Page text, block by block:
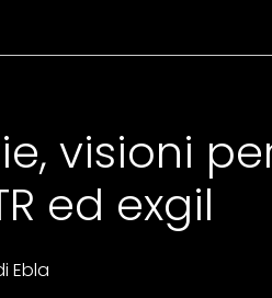
visioni
ed exgil
Ebla